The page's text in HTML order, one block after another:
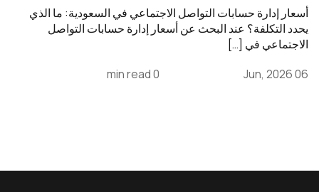
أسعار إدارة حسابات التواصل الاجتماعي في السعودية: ما الذي
يحدد التكلفة؟ عند البحث عن أسعار إدارة حسابات التواصل
الاجتماعي في […]
06 Jun, 2026
0 min read